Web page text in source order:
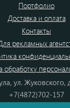
Портфолио
Доставка и оплата
Контакты
рекламных
обработку
ул. Жуковского,
+7(4872)702-157